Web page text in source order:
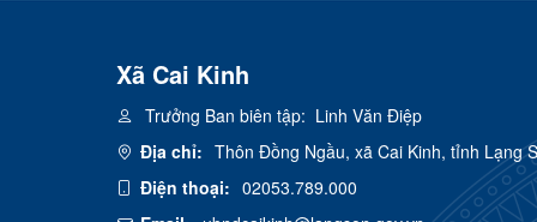
Xã Cai Kinh
Trưởng Ban biên tập: Linh Văn Điệp
Địa chỉ: Thôn Đồng Ngầu, xã Cai Kinh, tỉnh Lạng
Điện thoại: 02053.789.000